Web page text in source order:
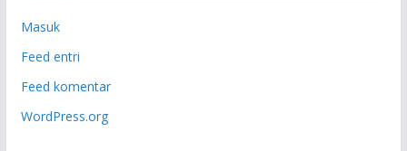
Masuk
Feed entri
Feed komentar
WordPress.org